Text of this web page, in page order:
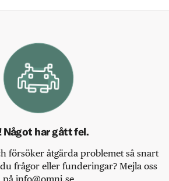
Något har gått fel.
försöker åtgärda problemet så snart
frågor eller funderingar? Mejla oss